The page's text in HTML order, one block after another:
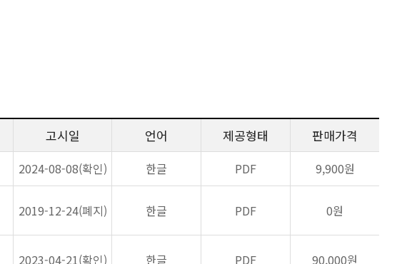
고시일 언어 제공형태 판매가격
2024-08-08(확인) 한글 PDF 9,900원
2019-12-24(폐지) 한글 PDF 0원
2023-04-21(확인) 한글 PDF 90,000원